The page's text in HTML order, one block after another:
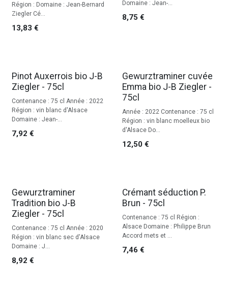
Région : Domaine : Jean-Bernard
Ziegler Cé...
13,83 €
Domaine : Jean-...
8,75 €
Pinot Auxerrois bio J-B
Ziegler - 75cl
Contenance : 75 cl Année : 2022
Région : vin blanc d'Alsace
Domaine : Jean-...
7,92 €
Gewurztraminer cuvée
Emma bio J-B Ziegler -
75cl
Année : 2022 Contenance : 75 cl
Région : vin blanc moelleux bio
d'Alsace Do...
12,50€
Gewurztraminer
Tradition bio J-B
Ziegler - 75cl
Contenance : 75 cl Année : 2020
Région : vin blanc sec d'Alsace
Domaine : J...
8,92 €
Crémant séduction P.
Brun - 75cl
Contenance : 75 cl Région :
Alsace Domaine : Philippe Brun
Accord mets et ...
7,46 €